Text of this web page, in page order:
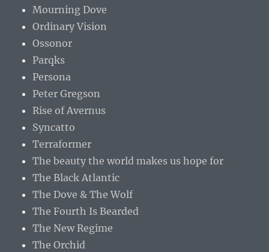
Mourning Dove
Ordinary Vision
Ossonor
Parqks
Persona
Peter Gregson
Rise of Avernus
Syncatto
Terraformer
The beauty the world makes us hope for
The Black Atlantic
The Dove & The Wolf
The Fourth Is Bearded
The New Regime
The Orchid